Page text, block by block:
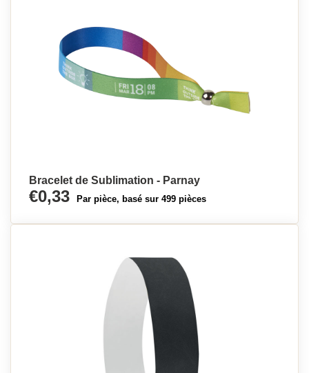
Bracelet de Sublimation - Parnay
€0,33 Par pièce, basé sur 499 pièces